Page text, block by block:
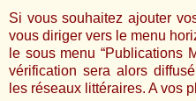
Si vous souhaitez ajouter
vous diriger vers le menu
le sous menu “Publications
vérification sera alors
les réseaux littéraires. A vos